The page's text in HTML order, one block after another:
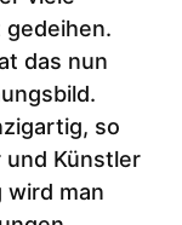
das nun
so
und Künstler
wird man